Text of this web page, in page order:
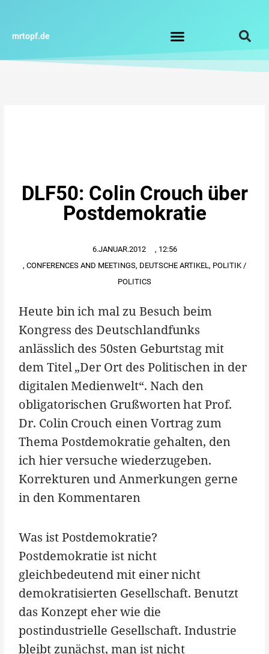
springen
mrtopf.de
DLF50: Colin Crouch über
Postdemokratie
6.JANUAR.2012 , 12:56
, CONFERENCES AND MEETINGS, DEUTSCHE ARTIKEL, POLITIK /
POLITICS
Heute bin ich mal zu Besuch beim
Kongress des Deutschlandfunks
anlässlich des 50sten Geburtstag mit
dem Titel „Der Ort des Politischen in der
digitalen Medienwelt“. Nach den
obligatorischen Grußworten hat Prof.
Dr. Colin Crouch einen Vortrag zum
Thema Postdemokratie gehalten, den
ich hier versuche wiederzugeben.
Korrekturen und Anmerkungen gerne
in den Kommentaren
Was ist Postdemokratie?
Postdemokratie ist nicht
gleichbedeutend mit einer nicht
demokratisierten Gesellschaft. Benutzt
das Konzept eher wie die
postindustrielle Gesellschaft. Industrie
bleibt zunächst, man ist nicht